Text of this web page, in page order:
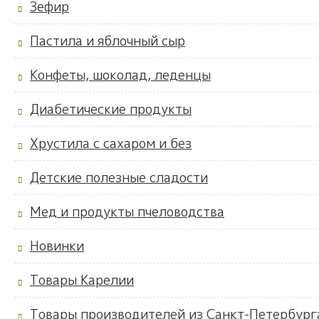
Зефир
Пастила и яблочный сыр
Конфеты, шоколад, леденцы
Диабетические продукты
Хрустила с сахаром и без
Детские полезные сладости
Мед и продукты пчеловодства
Новинки
Товары Карелии
Товары производителей из Санкт-